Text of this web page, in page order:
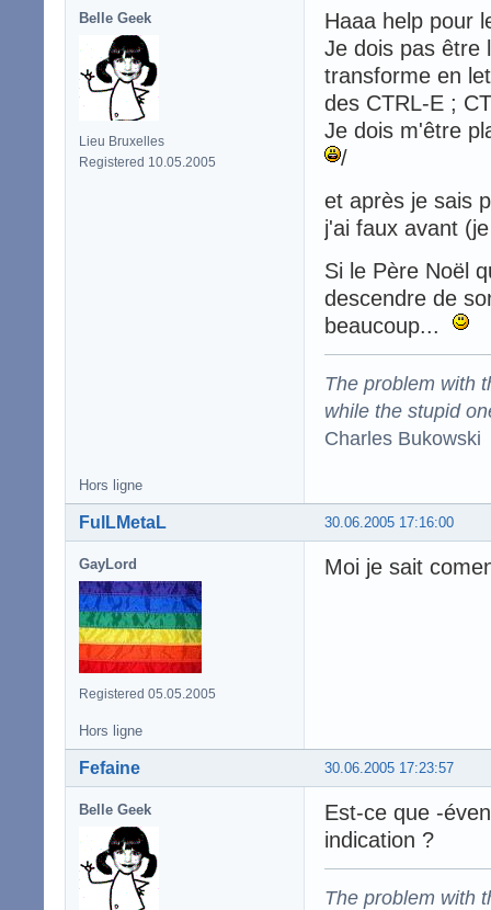
Belle Geek
Lieu Bruxelles
Registered 10.05.2005
Haaa help pour
Je dois pas être
transforme en
des CTRL-E ;
Je dois m'être
/
et après je sais
j'ai faux avant
Si le Père Noël
descendre de
beaucoup...
The problem with
while the stupid
Charles Bukowski
Hors ligne
30.06.2005 17:16:00
FulLMetaL
GayLord
Registered 05.05.2005
Moi je sait
Hors ligne
30.06.2005 17:23:57
Fefaine
Belle Geek
Est-ce que -
indication ?
The problem with